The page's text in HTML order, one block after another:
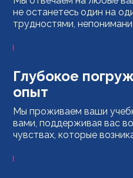
не останетесь один на
трудностями,
Глубокое
опыт
Мы проживаем ваши
вами, поддерживая вас
чувствах, которые